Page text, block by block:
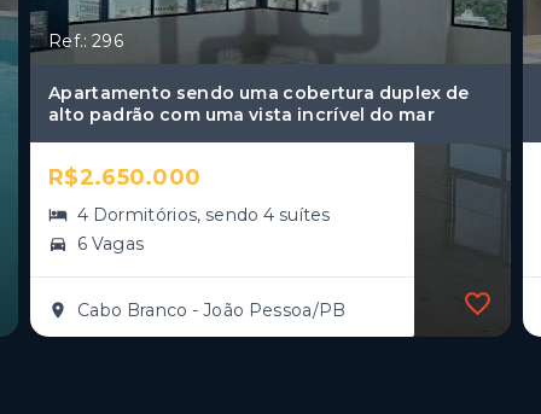
Ref.: 296
Apartamento sendo uma cobertura duplex de
alto padrão com uma vista incrível do mar
R$2.650.000
4 Dormitórios, sendo 4 suítes
6 Vagas
Cabo Branco - João Pessoa/PB